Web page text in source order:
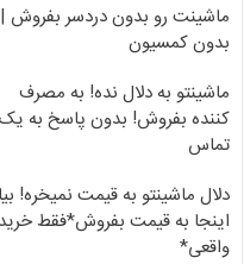
ماشینت رو بدون دردسر بفروش |
بدون کمسیون
ماشینتو به دلال نده! به مصرف
کننده بفروش! بدون پاسخ به یک
تماس
دلال ماشینتو به قیمت نمیخره! بیا
اینجا به قیمت بفروش*فقط
واقعی*